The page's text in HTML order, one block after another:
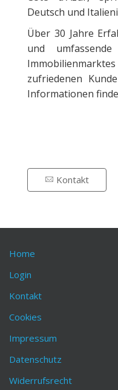
Deutsch und
Über 30 Jahre
und
zufriedenen
Informationen
Kontakt
Home
Login
Kontakt
Cookies
Impressum
Datenschutz
Widerrufsrecht